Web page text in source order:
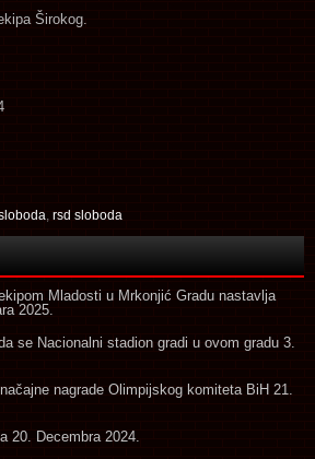
Širokog.
rsd sloboda
Mladosti u Mrkonjić Gradu nastavlja
2025.
se Nacionalni stadion gradi u ovom gradu 3.
nagrade Olimpijskog komiteta BiH 21.
20. Decembra 2024.